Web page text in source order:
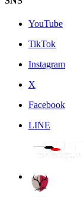
YouTube
TikTok
Instagram
X
Facebook
LINE